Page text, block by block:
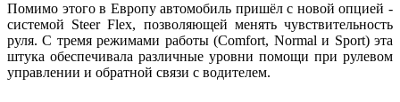
Помимо этого в Европу автомобиль пришёл с новой опцией -
системой Steer Flex, позволяющей менять чувствительность
руля. С тремя режимами работы (Comfort, Normal и Sport) эта
штука обеспечивала различные уровни помощи при рулевом
управлении и обратной связи с водителем.